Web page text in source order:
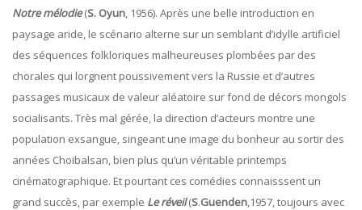
Notre mélodie(S. Oyun, 1956). Après une belle introduction en
paysage aride, le scénario alterne sur un semblant d’idylle artificiel
des séquences folkloriques malheureuses plombées par des
chorales qui lorgnent poussivement vers la Russie et d’autres
passages musicaux de valeur aléatoire sur fond de décors mongols
socialisants. Très mal gérée, la direction d’acteurs montre une
population exsangue, singeant une image du bonheur au sortir des
années Choibalsan, bien plus qu’un véritable printemps
cinématographique. Et pourtant ces comédies connaisssent un
grand succès, par exemple Le réveil(S.Guenden,1957, toujours avec